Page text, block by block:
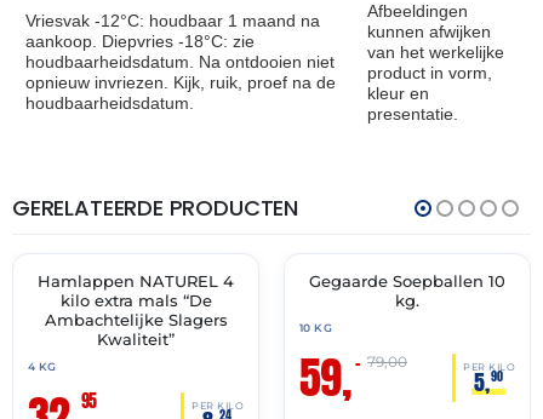
Vriesvak -12°C: houdbaar 1 maand na
aankoop. Diepvries -18°C: zie
houdbaarheidsdatum. Na ontdooien niet
opnieuw invriezen. Kijk, ruik, proef na de
houdbaarheidsdatum.
Afbeeldingen
kunnen afwijken
van het werkelijke
product in vorm,
kleur en
presentatie.
GERELATEERDE PRODUCTEN
✓ VAST ASSORTIMENT
THT:
14-
Hamlappen NATUREL 4
kilo extra mals “De
Ambachtelijke Slagers
Kwaliteit”
4 KG
95 PER KILO
24
🔥 OP=OP
Gegaarde Soepballen 10
kg.
10 KG
59,– PER KILO
5,90
79,00